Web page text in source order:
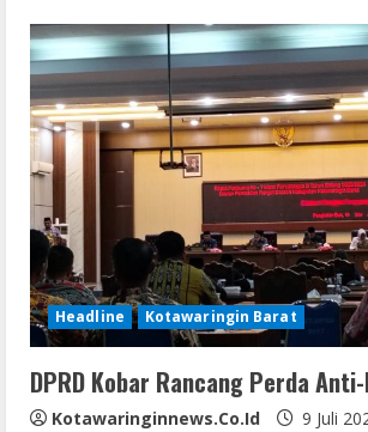
Headline Kotawaringin Barat
DPRD Kobar Rancang Perda Anti-
Kotawaringinnews.co.id 9 Juli